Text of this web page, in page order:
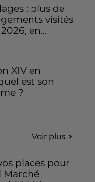
: plus de
visités
en...
XIV en
est son
?
Voir plus
places pour
Marché